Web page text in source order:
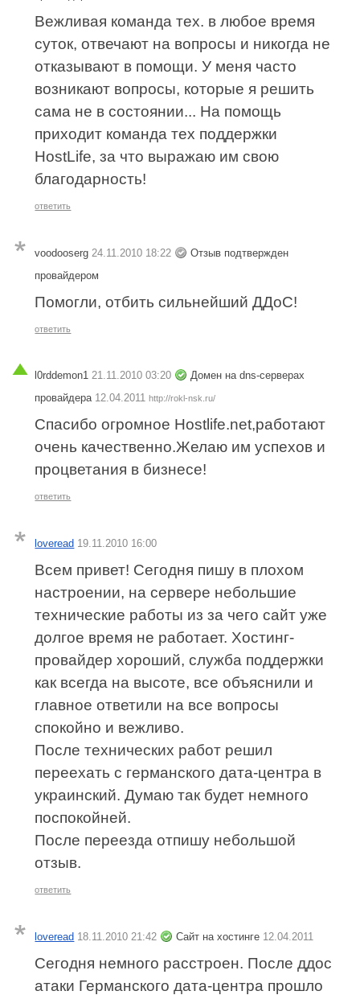
Вежливая команда тех. в любое время
суток, отвечают на вопросы и никогда не
отказывают в помощи. У меня часто
возникают вопросы, которые я решить
сама не в состоянии... На помощь
приходит команда тех поддержки
HostLife, за что выражаю им свою
благодарность!
ответить
voodooserg 24.11.2010 18:22
Отзыв подтвержден
провайдером
Помогли, отбить сильнейший ДДоС!
ответить
l0rddemon1 21.11.2010 03:20
Домен на dns-серверах
провайдера 12.04.2011 http://rokl-nsk.ru/
Спасибо огромное Hostlife.net,работают
очень качественно.Желаю им успехов и
процветания в бизнесе!
ответить
loveread 19.11.2010 16:00
Всем привет! Сегодня пишу в плохом
настроении, на сервере небольшие
технические работы из за чего сайт уже
долгое время не работает. Хостинг-
провайдер хороший, служба поддержки
как всегда на высоте, все объяснили и
главное ответили на все вопросы
спокойно и вежливо.
После технических работ решил
переехать с германского дата-центра в
украинский. Думаю так будет немного
поспокойней.
После переезда отпишу небольшой
отзыв.
ответить
loveread 18.11.2010 21:42 Сайт на хостинге 12.04.2011
Сегодня немного расстроен. После ддос
атаки Германского дата-центра прошло